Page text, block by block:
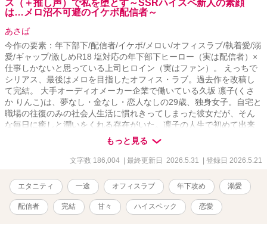
ス（＋推し声）で私を堕とす～SSRハイスペ新人の素顔
は…メロ沼不可避のイケボ配信者～
あさば
今作の要素：年下部下/配信者/イケボ/メロい/オフィスラブ/執着愛/溺
愛/ギャップ/激しめR18 塩対応の年下部下ヒーロー（実は配信者）×
仕事しかないと思っている上司ヒロイン（実はファン）。 えっちで
シリアス、最後はメロを目指したオフィス・ラブ。過去作を改稿し
て完結。 大手オーディオメーカー企業で働いている久坂 凛子(くさ
か りんこ)は、夢なし・金なし・恋人なしの29歳、独身女子。自宅と
職場の往復のみの社会人生活に慣れきってしまった彼女だが、そん
な毎日に癒しと潤いをくれる存在がいた。凛子の人生で初めて出来
た推し≪イケメンボイスで人気の配信者≫KANATA。 彼の声をご褒
美に、何とか自分を保っている。 職場で主任になり初めて新人の教
育係を任され、同じ部署に配属された新入社員、芦谷 奏汰（あしや
の常識『ホウレンソウ』を自分にしなかったことで、あるミスが発
覚し、凛子は彼を初めて強く叱責する。凛子に『テキトーに仕事を
している』と言われ、本気で怒った彼がオフィスを出て行ってしま
ったことで、物語は大きく動き出す。 初めて二人で飲みに行った
もっと見る
文字数 186,004 | 最終更新日 2026.5.31 | 登録日 2026.5.21
エタニティ 一途 オフィスラブ 年下攻め 溺愛
配信者 完結 甘々 ハイスペック 恋愛